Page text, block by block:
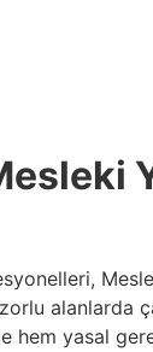
alanlarda
hem yasal